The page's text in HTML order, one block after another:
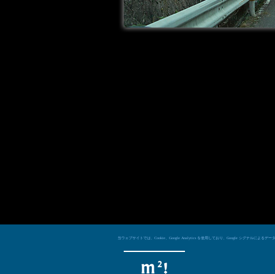
当ウェブサイトでは、Cookie、Google Analytics を使用しており、Google シグナルによるデ